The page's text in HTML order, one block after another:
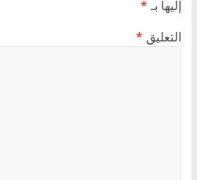
إليها بـ*
التعليق *